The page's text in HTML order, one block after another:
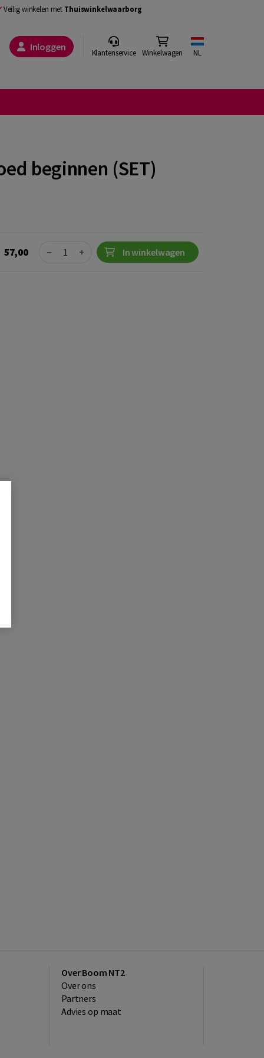
Veilig winkelen met Thuiswinkelwaarborg
Inloggen Klantenservice Winkelwagen NL
beginnen (SET)
57,00 Quantity
− + In winkelwagen
Over Boom NT2
Over ons
Partners
Advies op maat